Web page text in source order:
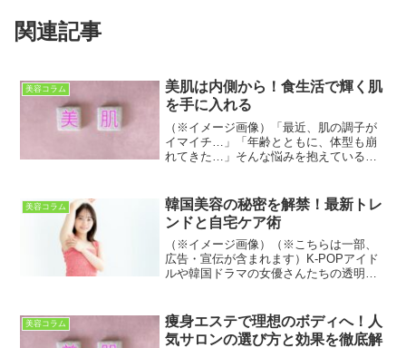
関連記事
美容コラム
美肌は内側から！食生活で輝く肌
を手に入れる
（※イメージ画像）「最近、肌の調子が
イマイチ…」「年齢とともに、体型も崩
れてきた…」そんな悩みを抱えているあ
ご紹介します。外見だけでなく、内面か
らも輝くためのヒントが...
美容コラム
韓国美容の秘密を解禁！最新トレ
ンドと自宅ケア術
（※イメージ画像）（※こちらは一部、
広告・宣伝が含まれます）K-POPアイド
ルや韓国ドラマの女優さんたちの透明感
か？「美容大国」として世界をリードす
る韓国では、常に新し...
美容コラム
痩身エステで理想のボディへ！人
気サロンの選び方と効果を徹底解